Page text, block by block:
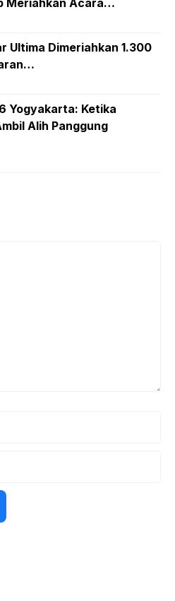
Ultima Dimeriahkan 1.300
Yogyakarta: Ketika
Alih Panggung